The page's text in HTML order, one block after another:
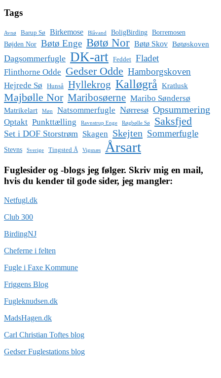
Tags
Avnø Barup Sø Birkemose Blåvand BoligBirding Borremosen
Bøjden Nor Bøtø Enge Bøtø Nor Bøtø Skov Bøtøskoven
Dagsommerfugle DK-art Feddet Fladet
Flinthorne Odde Gedser Odde Hamborgskoven
Hejrede Sø Hunså Hyllekrog Kalløgrå Kratlusk
Majbølle Nor Maribosøerne Maribo Søndersø
Matrikelart Møn Natsommerfugle Nørresø Opsummering
Optakt Punkttælling Ravnstrup Enge Røgbølle Sø Saksfjed
Set i DOF Storstrøm Skagen Skejten Sommerfugle
Stevns Sverige Tingsted Å Vigsnæs Årsart
Fuglesider og -blogs jeg følger. Skriv mig en mail,
hvis du kender til gode sider, jeg mangler:
Netfugl.dk
Club 300
BirdingNJ
Cheferne i felten
Fugle i Faxe Kommune
Friggens Blog
Fugleknudsen.dk
MadsHagen.dk
Carl Christian Toftes blog
Gedser Fuglestations blog